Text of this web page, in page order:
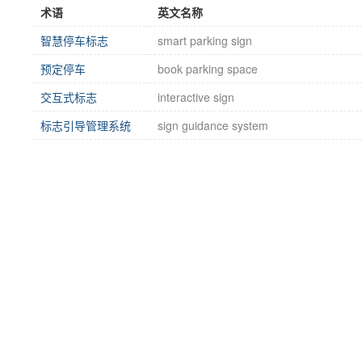
术语
英文名称
智慧停车标志
smart parking sign
预定停车
book parking space
交互式标志
interactive sign
标志引导管理系统
sign guidance system